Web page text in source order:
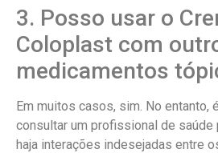
3. Posso usar o
Coloplast com
medicamentos
Em muitos casos, sim. No entanto,
consultar um profissional de saúde
haja interações indesejadas entre